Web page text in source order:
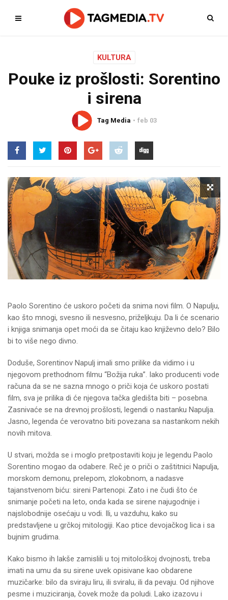
KULTURA
Pouke iz prošlosti: Sorentino
i sirena
Tag Media feb 03
Paolo Sorentino će uskoro početi da snima novi film. O Napulju,
kao što mnogi, svesno ili nesvesno, priželjkuju. Da li će scenario
i knjiga snimanja opet moći da se čitaju kao književno delo? Bilo
bi to više nego divno.
Doduše, Sorentinov Napulj imali smo prilike da vidimo i u
njegovom prethodnom filmu “Božija ruka”. Iako producenti vode
računa da se ne sazna mnogo o priči koja će uskoro postati
film, sva je prilika di će njegova tačka gledišta biti – posebna.
Zasnivaće se na drevnoj prošlosti, legendi o nastanku Napulja.
Jasno, legenda će verovatno biti povezana sa nastankom nekih
novih mitova.
U stvari, možda se i moglo pretpostaviti koju je legendu Paolo
Sorentino mogao da odabere. Reč je o priči o zaštitnici Napulja,
morskom demonu, prelepom, zlokobnom, a nadasve
tajanstvenom biću: sireni Partenopi. Zato i ne čudi što će
snimanje početi na leto, onda kada se sirene najugodnije i
najslobodnije osećaju u vodi. Ili, u vazduhu, kako su
predstavljene u grčkoj mitologiji. Kao ptice devojačkog lica i sa
bujnim grudima.
Kako bismo ih lakše zamislili u toj mitološkoj dvojnosti, treba
imati na umu da su sirene uvek opisivane kao obdarene
muzičarke: bilo da sviraju liru, ili sviralu, ili da pevaju. Od njihove
pesme i muziciranja, čovek može da poludi. Lako izazovu i